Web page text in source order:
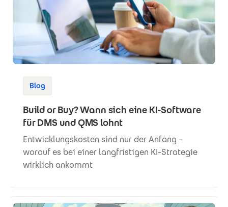
Blog
Build or Buy? Wann sich eine KI-Software
für DMS und QMS lohnt
Entwicklungskosten sind nur der Anfang –
worauf es bei einer langfristigen KI-Strategie
wirklich ankommt